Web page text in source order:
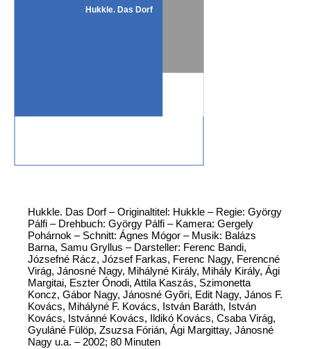
Hukkle. Das Dorf
Hukkle. Das Dorf – Originaltitel: Hukkle – Regie: György
Pálfi – Drehbuch: György Pálfi – Kamera: Gergely
Pohárnok – Schnitt: Ágnes Mógor – Musik: Balázs
Barna, Samu Gryllus – Darsteller: Ferenc Bandi,
Józsefné Rácz, József Farkas, Ferenc Nagy, Ferencné
Virág, Jánosné Nagy, Mihályné Király, Mihály Király, Ági
Margitai, Eszter Ónodi, Attila Kaszás, Szimonetta
Koncz, Gábor Nagy, Jánosné Gyõri, Edit Nagy, János F.
Kovács, Mihályné F. Kovács, István Baráth, István
Kovács, Istvánné Kovács, Ildikó Kovács, Csaba Virág,
Gyuláné Fülöp, Zsuzsa Fórián, Ági Margittay, Jánosné
Nagy u.a. – 2002; 80 Minuten